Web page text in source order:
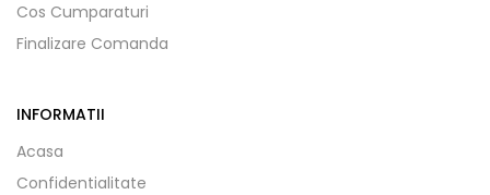
Cos Cumparaturi
Finalizare Comanda
INFORMATII
Acasa
Confidentialitate